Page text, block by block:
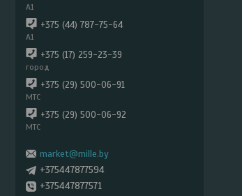
А1
+375 (44) 787-75-64
А1
+375 (17) 259-23-39
город
+375 (29) 500-06-91
МТС
+375 (29) 500-06-92
МТС
market@mille.by
+375447877594
+375447877571